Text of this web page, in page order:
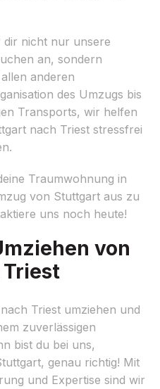
nicht nur unsere
an, sondern
anderen
des Umzugs bis
Transports, wir helfen
nach Triest stressfrei
Traumwohnung in
von Stuttgart aus zu
uns noch heute!
von
Triest umziehen und
zuverlässigen
bist du bei uns,
genau richtig! Mit
und Expertise sind wir